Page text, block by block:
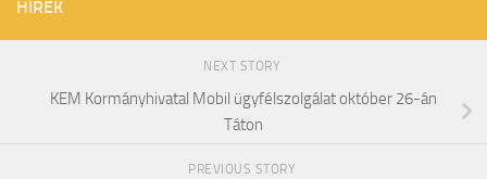
HÍREK
NEXT STORY
KEM Kormányhivatal Mobil ügyfélszolgálat október 26-án
Táton
PREVIOUS STORY